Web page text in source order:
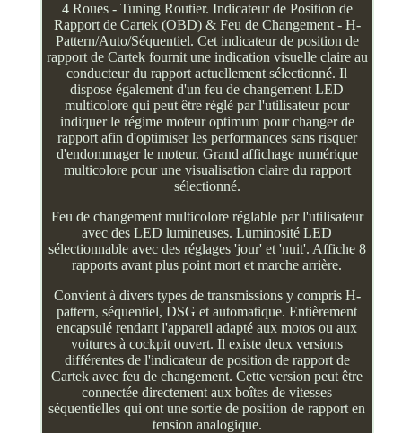
4 Roues - Tuning Routier. Indicateur de Position de
Rapport de Cartek (OBD) & Feu de Changement - H-
Pattern/Auto/Séquentiel. Cet indicateur de position de
rapport de Cartek fournit une indication visuelle claire au
conducteur du rapport actuellement sélectionné. Il
dispose également d'un feu de changement LED
multicolore qui peut être réglé par l'utilisateur pour
indiquer le régime moteur optimum pour changer de
rapport afin d'optimiser les performances sans risquer
d'endommager le moteur. Grand affichage numérique
multicolore pour une visualisation claire du rapport
sélectionné.
Feu de changement multicolore réglable par l'utilisateur
avec des LED lumineuses. Luminosité LED
sélectionnable avec des réglages 'jour' et 'nuit'. Affiche 8
rapports avant plus point mort et marche arrière.
Convient à divers types de transmissions y compris H-
pattern, séquentiel, DSG et automatique. Entièrement
encapsulé rendant l'appareil adapté aux motos ou aux
voitures à cockpit ouvert. Il existe deux versions
différentes de l'indicateur de position de rapport de
Cartek avec feu de changement. Cette version peut être
connectée directement aux boîtes de vitesses
séquentielles qui ont une sortie de position de rapport en
tension analogique.